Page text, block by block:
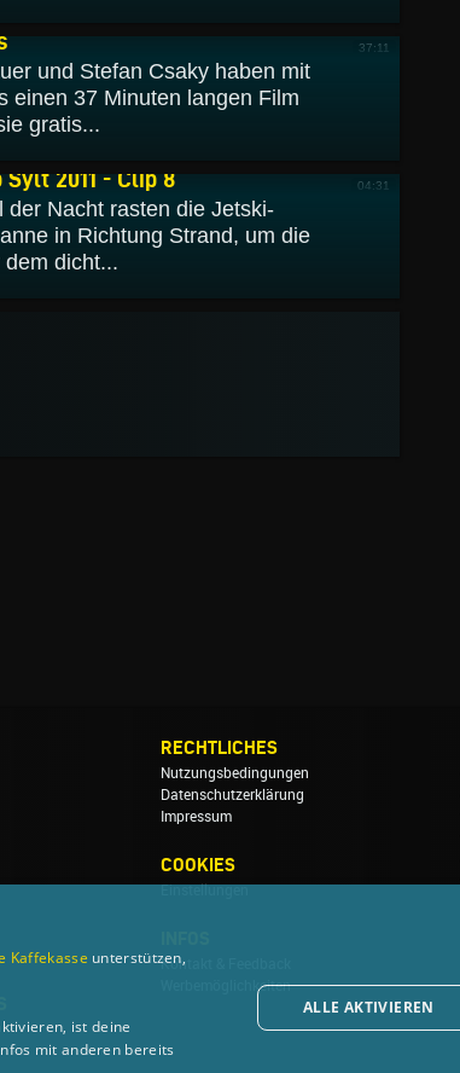
37:11
und Stefan Csaky haben mit
einen 37 Minuten langen Film
gratis...
04:31
Sylt 2011 - Clip 8
der Nacht rasten die Jetski-
in Richtung Strand, um die
dicht...
RECHTLICHES
Nutzungsbedingungen
Datenschutzerklärung
Impressum
COOKIES
Kontakt & Feedback
Werbemöglichkeiten
Kaffekasse unterstützen,
ist deine
mit anderen bereits
ALLE AKTIVIEREN